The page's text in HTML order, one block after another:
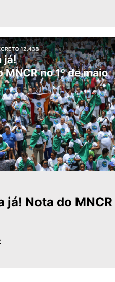
já! Nota do MNCR